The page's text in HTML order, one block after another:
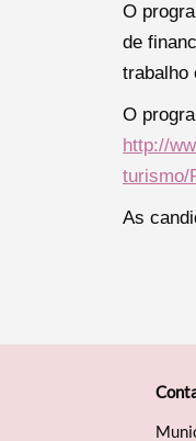
O
de
trabalho
O
http://
turismo/
As